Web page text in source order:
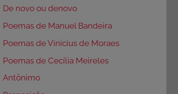
De novo ou denovo
Poemas de Manuel Bandeira
Poemas de Vinícius de Moraes
Poemas de Cecília Meireles
Antônimo